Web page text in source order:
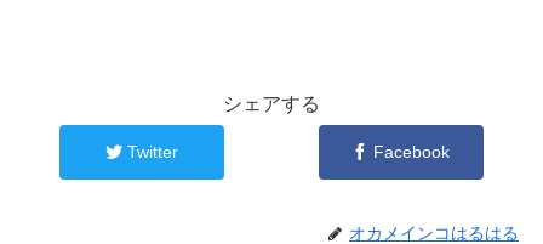
シェアする
Twitter Facebook
オカメインコはるはる